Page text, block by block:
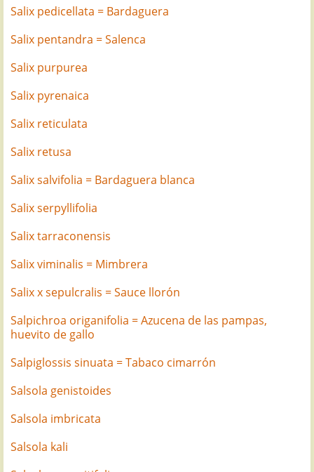
Salix pedicellata = Bardaguera
Salix pentandra = Salenca
Salix purpurea
Salix pyrenaica
Salix reticulata
Salix retusa
Salix salvifolia = Bardaguera blanca
Salix serpyllifolia
Salix tarraconensis
Salix viminalis = Mimbrera
Salix x sepulcralis = Sauce llorón
Salpichroa origanifolia = Azucena de las pampas,
huevito de gallo
Salpiglossis sinuata = Tabaco cimarrón
Salsola genistoides
Salsola imbricata
Salsola kali